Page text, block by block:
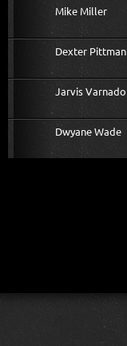
Mike Miller
Dexter Pittman
Jarvis Varnado
Dwyane Wade